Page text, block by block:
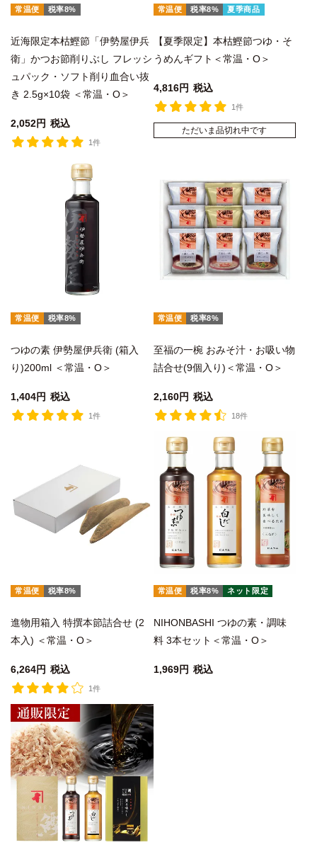
常温便 税率8%
近海限定本枯鰹節「伊勢屋伊兵
衛」かつお節削りぶし フレッシ
ュパック・ソフト削り血合い抜
き 2.5g×10袋 ＜常温・O＞
2,052 税込
1件
常温便 税率8% 夏季商品
【夏季限定】本枯鰹節つゆ・そ
うめんギフト＜常温・O＞
4,816 税込
1件
ただいま品切れ中です
常温便 税率8%
つゆの素 伊勢屋伊兵衛 (箱入
り)200ml ＜常温・O＞
1,404 税込
1件
常温便 税率8%
至福の一椀 おみそ汁・お吸い物
詰合せ(9個入り)＜常温・O＞
2,160 税込
18件
常温便 税率8%
進物用箱入 特撰本節詰合せ (2
本入) ＜常温・O＞
6,264 税込
1件
常温便 税率8% ネット限定
NIHONBASHI つゆの素・調味
料 3本セット＜常温・O＞
1,969 税込